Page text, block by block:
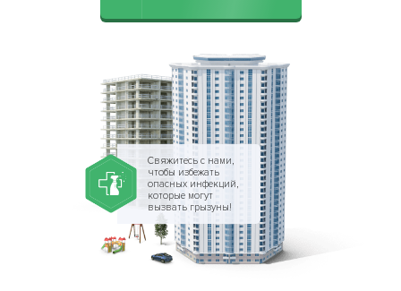
Свяжитесь с нами,
чтобы избежать
опасных инфекций,
которые могут
вызвать грызуны!